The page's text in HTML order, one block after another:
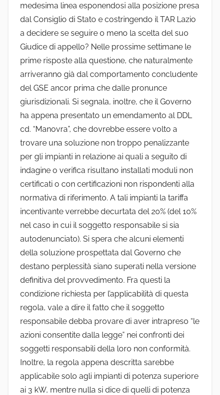
medesima linea esponendosi alla posizione presa
dal Consiglio di Stato e costringendo il TAR Lazio
a decidere se seguire o meno la scelta del suo
Giudice di appello? Nelle prossime settimane le
prime risposte alla questione, che naturalmente
arriveranno già dal comportamento concludente
del GSE ancor prima che dalle pronunce
giurisdizionali. Si segnala, inoltre, che il Governo
ha appena presentato un emendamento al DDL
cd. “Manovra”, che dovrebbe essere volto a
trovare una soluzione non troppo penalizzante
per gli impianti in relazione ai quali a seguito di
indagine o verifica risultano installati moduli non
certificati o con certificazioni non rispondenti alla
normativa di riferimento. A tali impianti la tariffa
incentivante verrebbe decurtata del 20% (del 10%
nel caso in cui il soggetto responsabile si sia
autodenunciato). Si spera che alcuni elementi
della soluzione prospettata dal Governo che
destano perplessità siano superati nella versione
definitiva del provvedimento. Fra questi la
condizione richiesta per l’applicabilità di questa
regola, vale a dire il fatto che il soggetto
responsabile debba provare di aver intrapreso “le
azioni consentite dalla legge” nei confronti dei
soggetti responsabili della loro non conformità.
Inoltre, la regola appena descritta sarebbe
applicabile solo agli impianti di potenza superiore
ai 3 kW, mentre nulla si dice di quelli di potenza